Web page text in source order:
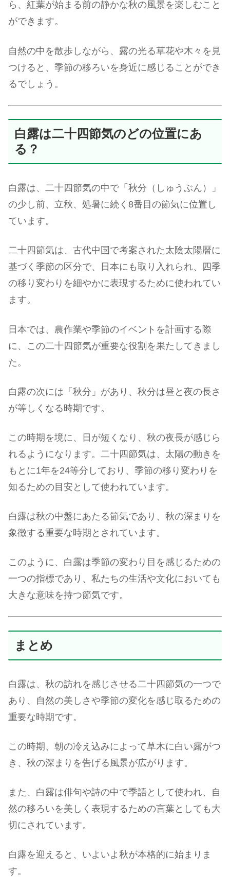
ら、紅葉が始まる前の静かな秋の風景を楽しむこと
ができます。
自然の中を散歩しながら、露の光る草花や木々を見
つけると、季節の移ろいを身近に感じることができ
るでしょう。
白露は二十四節気のどの位置にあ
る？
白露は、二十四節気の中で「秋分（しゅうぶん）」
の少し前、立秋、処暑に続く8番目の節気に位置し
ています。
二十四節気は、古代中国で考案された太陰太陽暦に
基づく季節の区分で、日本にも取り入れられ、四季
の移り変わりを細やかに表現するために使われてい
ます。
日本では、農作業や季節のイベントを計画する際
に、この二十四節気が重要な役割を果たしてきまし
た。
白露の次には「秋分」があり、秋分は昼と夜の長さ
が等しくなる時期です。
この時期を境に、日が短くなり、秋の夜長が感じら
れるようになります。二十四節気は、太陽の動きを
もとに1年を24等分しており、季節の移り変わりを
知るための目安として使われています。
白露は秋の中盤にあたる節気であり、秋の深まりを
象徴する重要な時期とされています。
このように、白露は季節の変わり目を感じるための
一つの指標であり、私たちの生活や文化においても
大きな意味を持つ節気です。
まとめ
白露は、秋の訪れを感じさせる二十四節気の一つで
あり、自然の美しさや季節の変化を感じ取るための
重要な時期です。
この時期、朝の冷え込みによって草木に白い露がつ
き、秋の深まりを告げる風景が広がります。
また、白露は俳句や詩の中で季語として使われ、自
然の移ろいを美しく表現するための言葉としても大
切にされています。
白露を迎えると、いよいよ秋が本格的に始まりま
す。